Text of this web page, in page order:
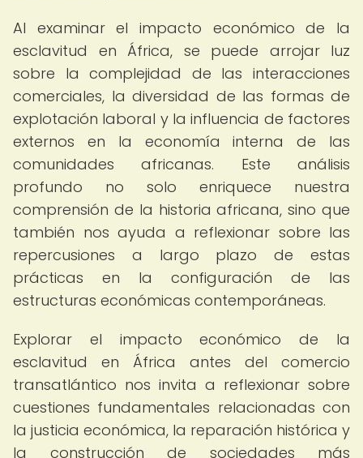
Al examinar el impacto económico de la
esclavitud en África, se puede arrojar luz
sobre la complejidad de las interacciones
comerciales, la diversidad de las formas de
explotación laboral y la influencia de factores
externos en la economía interna de las
comunidades africanas. Este análisis
profundo no solo enriquece nuestra
comprensión de la historia africana, sino que
también nos ayuda a reflexionar sobre las
repercusiones a largo plazo de estas
prácticas en la configuración de las
estructuras económicas contemporáneas.
Explorar el impacto económico de la
esclavitud en África antes del comercio
transatlántico nos invita a reflexionar sobre
cuestiones fundamentales relacionadas con
la justicia económica, la reparación histórica y
la construcción de sociedades más